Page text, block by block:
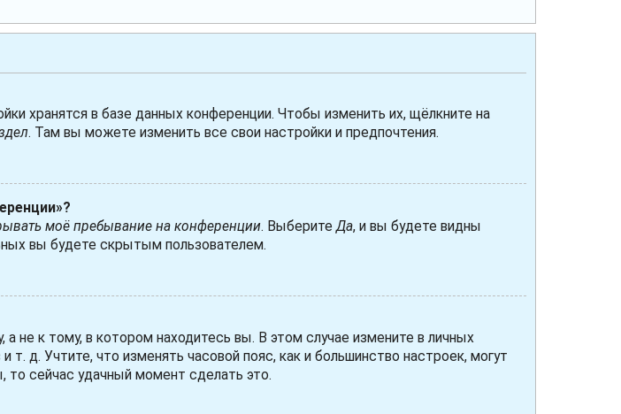
хранятся в базе данных конференции. Чтобы изменить их, щёлкните на
. Там вы можете изменить все свои настройки и предпочтения.
моё пребывание на конференции. ВыберитеДа, и вы будете видны
вы будете скрытым пользователем.
не к тому, в котором находитесь вы. В этом случае измените в личных
д. Учтите, что изменять часовой пояс, как и большинство настроек, могут
то сейчас удачный момент сделать это.